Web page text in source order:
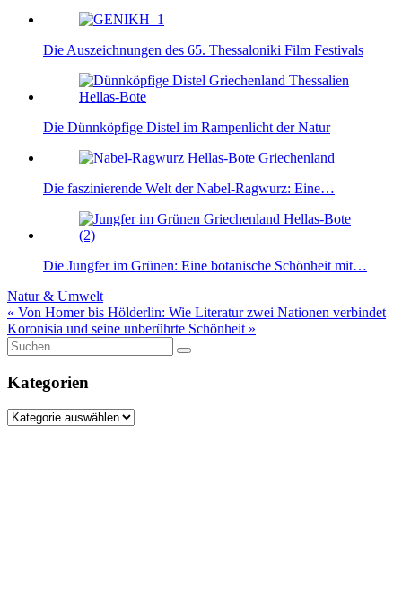
Die Auszeichnungen des 65. Thessaloniki Film Festivals
Die Dünnköpfige Distel im Rampenlicht der Natur
Die faszinierende Welt der Nabel-Ragwurz: Eine…
Die Jungfer im Grünen: Eine botanische Schönheit mit…
Natur & Umwelt
Beitragsnavigation
« Von Homer bis Hölderlin: Wie Literatur zwei Nationen verbindet
Koronisia und seine unberührte Schönheit »
Suche
nach:
Kategorien
Kategorien